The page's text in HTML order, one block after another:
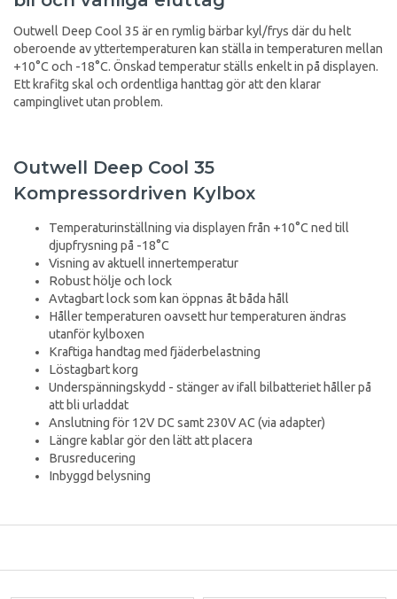
Outwell Deep Cool 35 är en rymlig bärbar kyl/frys där du helt
oberoende av yttertemperaturen kan ställa in temperaturen mellan
+10°C och -18°C. Önskad temperatur ställs enkelt in på displayen.
Ett krafitg skal och ordentliga hanttag gör att den klarar
campinglivet utan problem.
Outwell Deep Cool 35
Kompressordriven Kylbox
Temperaturinställning via displayen från +10°C ned till
djupfrysning på -18°C
Visning av aktuell innertemperatur
Robust hölje och lock
Avtagbart lock som kan öppnas åt båda håll
Håller temperaturen oavsett hur temperaturen ändras
utanför kylboxen
Kraftiga handtag med fjäderbelastning
Löstagbart korg
Underspänningskydd - stänger av ifall bilbatteriet håller på
att bli urladdat
Anslutning för 12V DC samt 230V AC (via adapter)
Längre kablar gör den lätt att placera
Brusreducering
Inbyggd belysning